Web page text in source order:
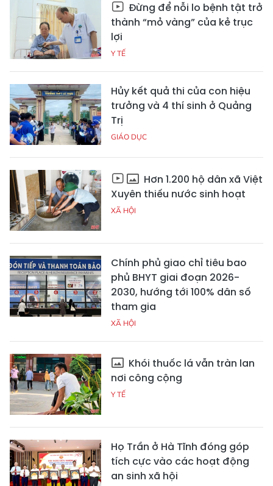
Đừng để nỗi lo bệnh tật trở
thành “mỏ vàng” của kẻ trục
lợi
Y TẾ
Hủy kết quả thi của con hiệu
trưởng và 4 thí sinh ở Quảng
Trị
GIÁO DỤC
Hơn 1.200 hộ dân xã Việt
Xuyên thiếu nước sinh hoạt
XÃ HỘI
Chính phủ giao chỉ tiêu bao
phủ BHYT giai đoạn 2026-
2030, hướng tới 100% dân số
tham gia
XÃ HỘI
Khói thuốc lá vẫn tràn lan
nơi công cộng
Y TẾ
Họ Trần ở Hà Tĩnh đóng góp
tích cực vào các hoạt động
an sinh xã hội